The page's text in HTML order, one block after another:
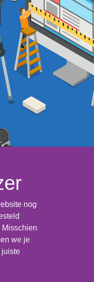
nog
Misschien
we je
juiste